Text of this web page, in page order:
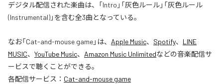
デジタル配信された楽曲は、「Intro」「灰色ルール」「灰色ルール
(Instrumental)」を含む全3曲となっている。
なお「Cat-and-mouse game」は、 Apple Music、 Spotify、 LINE
MUSIC、 YouTube Music、 Amazon Music Unlimitedなどの音楽配信サ
ービスで聴くことができる。
各配信サービス： Cat-and-mouse game